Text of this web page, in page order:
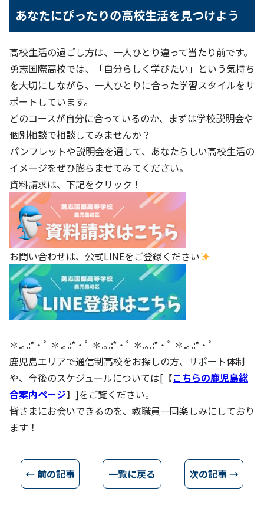
あなたにぴったりの高校生活を見つけよう
高校生活の過ごし方は、一人ひとり違って当たり前です。
勇志国際高校では、「自分らしく学びたい」という気持ち
を大切にしながら、一人ひとりに合った学習スタイルをサ
ポートしています。
どのコースが自分に合っているのか、まずは学校説明会や
個別相談で相談してみませんか？
パンフレットや説明会を通して、あなたらしい高校生活の
イメージをぜひ膨らませてみてください。
資料請求は、下記をクリック！
お問い合わせは、公式LINEをご登録ください
✽.｡.:*・ﾟ ✽.｡.:*・ﾟ ✽.｡.:*・ﾟ ✽.｡.:*・ﾟ ✽.｡.:*・ﾟ
鹿児島エリアで通信制高校をお探しの方、サポート体制
や、今後のスケジュールについては[【こちらの鹿児島総
合案内ページ】]をご覧ください。
皆さまにお会いできるのを、教職員一同楽しみにしており
ます！
← 前の記事 一覧に戻る 次の記事 →